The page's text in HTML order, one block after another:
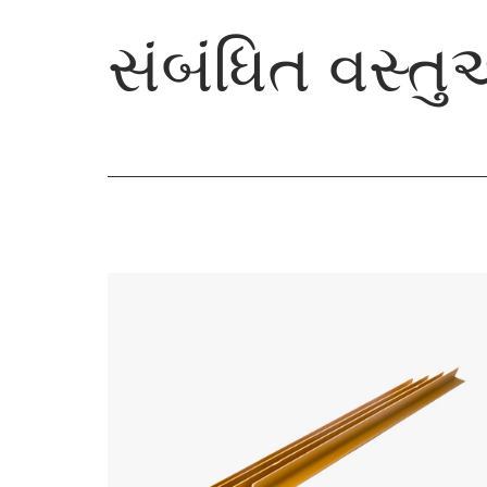
સંબંધિત